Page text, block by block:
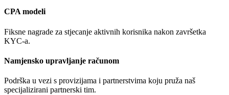
CPA modeli
Fiksne nagrade za stjecanje aktivnih korisnika nakon završetka
KYC-a.
Namjensko upravljanje računom
Podrška u vezi s provizijama i partnerstvima koju pruža naš
specijalizirani partnerski tim.